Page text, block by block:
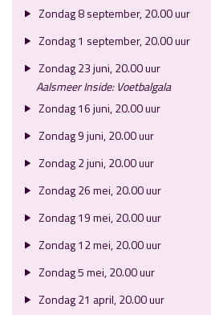
Zondag 8 september, 20.00 uur
Zondag 1 september, 20.00 uur
Zondag 23 juni, 20.00 uur
Aalsmeer Inside: Voetbalgala
Zondag 16 juni, 20.00 uur
Zondag 9 juni, 20.00 uur
Zondag 2 juni, 20.00 uur
Zondag 26 mei, 20.00 uur
Zondag 19 mei, 20.00 uur
Zondag 12 mei, 20.00 uur
Zondag 5 mei, 20.00 uur
Zondag 21 april, 20.00 uur